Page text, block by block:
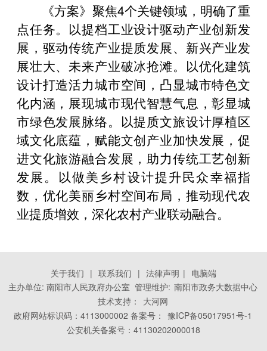
《方案》聚焦4个关键领域，明确了重
点任务。以提档工业设计驱动产业创新发
展，驱动传统产业提质发展、新兴产业发
展壮大、未来产业破冰抢滩。以优化建筑
设计打造活力城市空间，凸显城市特色文
化内涵，展现城市现代智慧气息，彰显城
市绿色发展脉络。以提质文旅设计厚植区
域文化底蕴，赋能文创产业加快发展，促
进文化旅游融合发展，助力传统工艺创新
发展。以做美乡村设计提升民众幸福指
数，优化美丽乡村空间布局，推动现代农
业提质增效，深化农村产业联动融合。
关于我们 | 联系我们 | 法律声明 | 电脑端
主办单位: 南阳市人民政府办公室 管理维护: 南阳市政务大数据中心
技术支持：
大河网
政府网站标识码：4113000002 备案号： 豫ICP备05017951号-1
公安机关备案号：41130202000018